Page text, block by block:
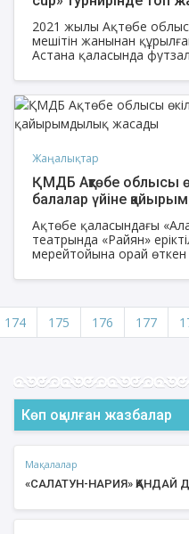
2021 жылы Ақтөбе
мешітін жанынан
Астана қаласында
алғаш рет Ақтөбе
нәтижеге қол жеткізді.
Жаңалықтар
ҚМДБ Ақтөбе облысы
балалар үйіне
Ақтөбе қаласындағы
театрында «Райян»
мерейтойына орай
облысы бойынша
Еншібайұлының
табыстады.
174 175 176 177
Көп оқылған жазбалар
Мақалалар
«САЛАТУН-НАРИЯ» ҚАНДАЙ